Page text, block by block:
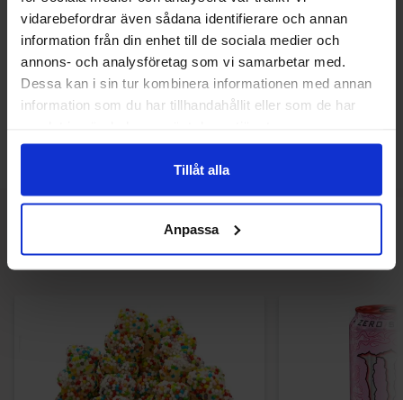
vidarebefordrar även sådana identifierare och annan
information från din enhet till de sociala medier och
annons- och analysföretag som vi samarbetar med.
Dessa kan i sin tur kombinera informationen med annan
information som du har tillhandahållit eller som de har
Tillåt alla
Anpassa
EAN / GTIN:
8801073211643
Upptäck mer
Asiatiskt /Nudlar
Andra gillade